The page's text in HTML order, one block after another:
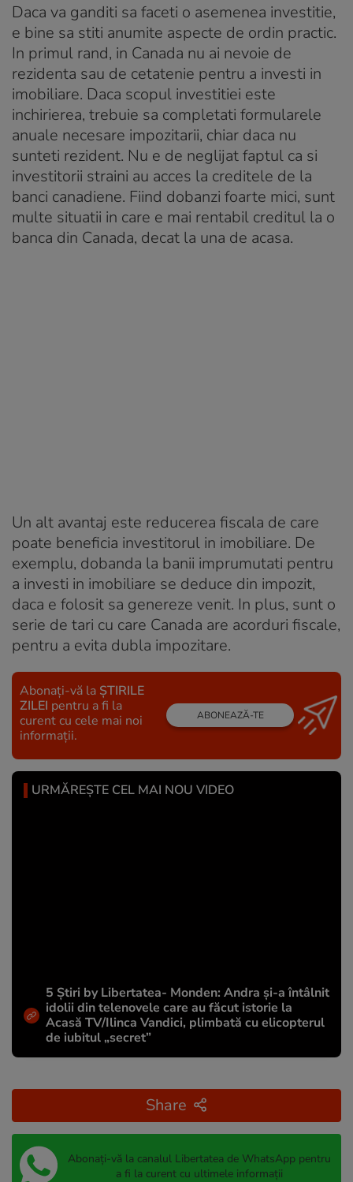
Daca va ganditi sa faceti o asemenea investitie,
e bine sa stiti anumite aspecte de ordin practic.
In primul rand, in Canada nu ai nevoie de
rezidenta sau de cetatenie pentru a investi in
imobiliare. Daca scopul investitiei este
inchirierea, trebuie sa completati formularele
anuale necesare impozitarii, chiar daca nu
sunteti rezident. Nu e de neglijat faptul ca si
investitorii straini au acces la creditele de la
banci canadiene. Fiind dobanzi foarte mici, sunt
multe situatii in care e mai rentabil creditul la o
banca din Canada, decat la una de acasa.
Un alt avantaj este reducerea fiscala de care
poate beneficia investitorul in imobiliare. De
exemplu, dobanda la banii imprumutati pentru
a investi in imobiliare se deduce din impozit,
daca e folosit sa genereze venit. In plus, sunt o
serie de tari cu care Canada are acorduri fiscale,
pentru a evita dubla impozitare.
Abonați-vă la ȘTIRILE
ZILEI pentru a fi la
curent cu cele mai noi
informații.
ABONEAZĂ-TE
URMĂREȘTE CEL MAI NOU VIDEO
5 Știri by Libertatea- Monden: Andra și-a întâlnit
idolii din telenovele care au făcut istorie la
Acasă TV/Ilinca Vandici, plimbată cu elicopterul
de iubitul „secret”
Share
Abonați-vă la canalul Libertatea de WhatsApp pentru
a fi la curent cu ultimele informații